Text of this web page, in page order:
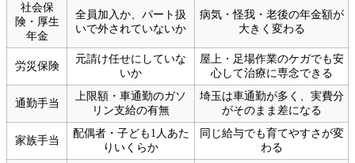
社会保
険・厚生
年金
全員加入か、パート扱
いで外されていないか
病気・怪我・老後の年金額が
大きく変わる
労災保険
元請け任せにしていな
いか
屋上・足場作業のケガでも安
心して治療に専念できる
通勤手当
上限額・車通勤のガソ
リン支給の有無
埼玉は車通勤が多く、実費分
がそのまま差になる
家族手当
配偶者・子ども1人あた
りいくらか
同じ給与でも育てやすさが変
わる